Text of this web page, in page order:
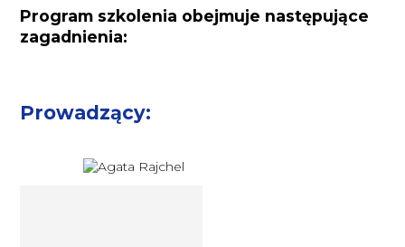
Program szkolenia obejmuje następujące
zagadnienia:
Prowadzący: